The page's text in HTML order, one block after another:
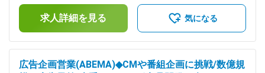
既存サービスのグロースだけでなく、新規立ち上げや横断プロ
ジェクトにも携われる環境です。 ■チームの文化 ◎フラットで
オープン：役職や年次に関係なく意見交換が活発な環境 ◎挑
り組める環境です ◎互いにリスペクト：営業・エンジニア・
クリエイターなどそれぞれが多様な専門性を活かしながら事業
を推進していきます。 ■環境・イベント ◎勤務体制：週2日リ
有無＞有＜残業手当＞有＜給与補足＞※経験・能力を考慮の
上、当社規定により優遇します。※半期ごとの目標管理制度を
導入しており、評価に応じて年俸を見直します。■給与改定
上下する可能性があります。月給(月額)は固定手当を含めた表
記です。
求人詳細を見る 気になる
広告企画営業(ABEMA)◆CMや番組企画に挑戦/数億規